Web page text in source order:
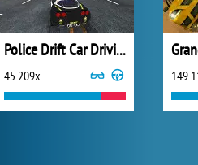
Police Drift Car Driving Stunt Game
45 209x 149